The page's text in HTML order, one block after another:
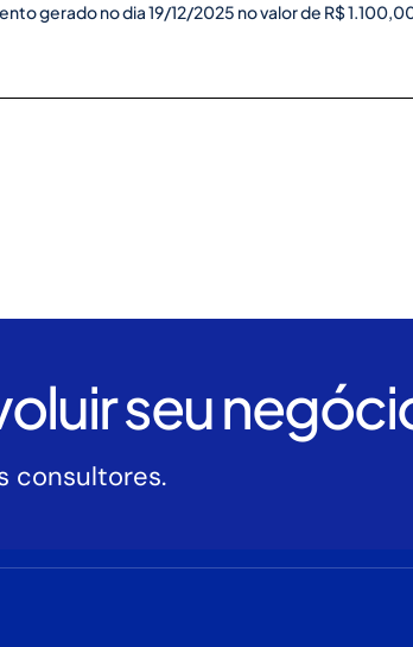
gerado no dia 19/12/2025 no valor de R$
seu
consultores.